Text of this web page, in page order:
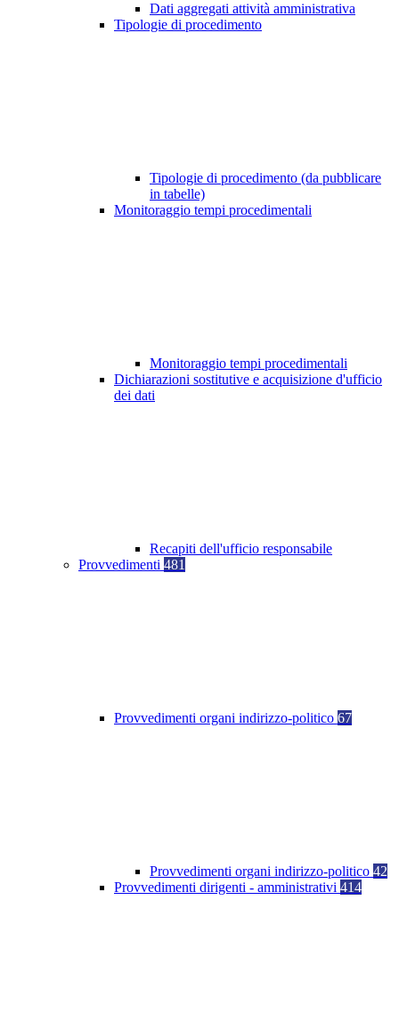
Dati aggregati attività amministrativa
Tipologie di procedimento
Tipologie di procedimento (da pubblicare
in tabelle)
Monitoraggio tempi procedimentali
Monitoraggio tempi procedimentali
Dichiarazioni sostitutive e acquisizione d'ufficio
dei dati
Recapiti dell'ufficio responsabile
Provvedimenti 481
Provvedimenti organi indirizzo-politico 67
Provvedimenti organi indirizzo-politico 42
Provvedimenti dirigenti - amministrativi 414